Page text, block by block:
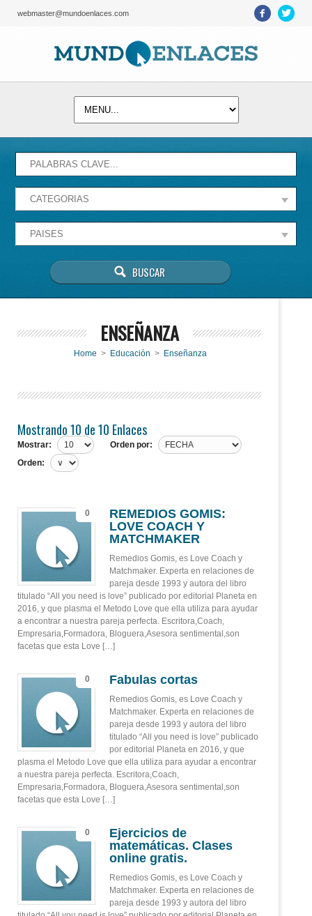
webmaster@mundoenlaces.com
correctamente.
ENSEÑANZA
Home > Educación > Enseñanza
Mostrando 10 de 10 Enlaces
Mostrar:
Orden por:
Orden:
0
REMEDIOS GOMIS:
LOVE COACH Y
MATCHMAKER
Remedios Gomis, es Love Coach y
Matchmaker. Experta en relaciones de
pareja desde 1993 y autora del libro
titulado “All you need is love” publicado por editorial Planeta en
2016, y que plasma el Metodo Love que ella utiliza para ayudar
a encontrar a nuestra pareja perfecta. Escritora,Coach,
Empresaria,Formadora, Bloguera,Asesora sentimental,son
facetas que esta Love […]
0 Fabulas cortas
Remedios Gomis, es Love Coach y
Matchmaker. Experta en relaciones de
pareja desde 1993 y autora del libro
titulado “All you need is love” publicado
por editorial Planeta en 2016, y que
plasma el Metodo Love que ella utiliza para ayudar a encontrar
a nuestra pareja perfecta. Escritora,Coach,
Empresaria,Formadora, Bloguera,Asesora sentimental,son
facetas que esta Love […]
0
Ejercicios de
matemáticas. Clases
online gratis.
Remedios Gomis, es Love Coach y
Matchmaker. Experta en relaciones de
pareja desde 1993 y autora del libro